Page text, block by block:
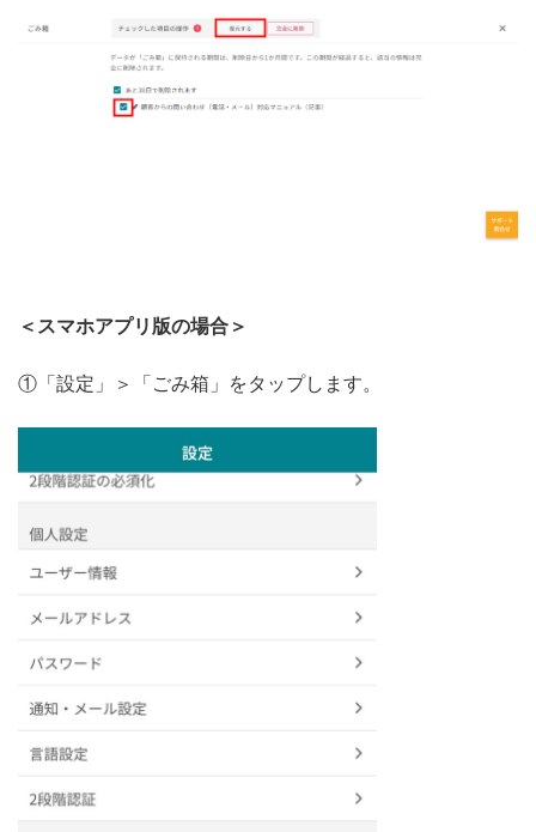
＜スマホアプリ版の場合＞
①「設定」＞「ごみ箱」をタップします。